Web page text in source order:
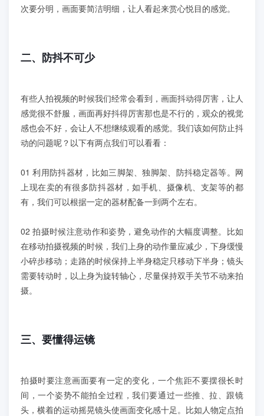
次要分明，画面要简洁明细，让人看起来赏心悦目的感觉。
二、防抖不可少
有些人拍视频的时候我们经常会看到，画面抖动得厉害，让人
感觉很不舒服，画面再好抖得厉害那也是不行的，观众的视觉
感也会不好，会让人不想继续观看的感觉。我们该如何防止抖
动的问题呢？以下有两点我们可以看看：
01 利用防抖器材，比如三脚架、独脚架、防抖稳定器等。网
上现在卖的有很多防抖器材，如手机、摄像机、支架等的都
有，我们可以根据一定的器材配备一到两个左右。
02 拍摄时候注意动作和姿势，避免动作的大幅度调整。比如
在移动拍摄视频的时候，我们上身的动作量应减少，下身缓慢
小碎步移动；走路的时候保持上半身稳定只移动下半身；镜头
需要转动时，以上身为旋转轴心，尽量保持双手关节不动来拍
摄。
三、要懂得运镜
拍摄时要注意画面要有一定的变化，一个焦距不要摆很长时
间，一个姿势不能拍全过程，我们要通过一些推、拉、跟镜
头，横着的运动摇晃镜头使画面变化感十足。比如人物定点拍